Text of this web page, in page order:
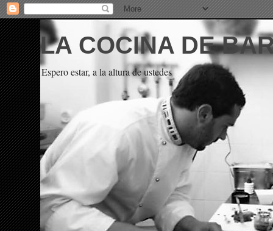
LA COCINA DE
Espero estar, a la altura de ustedes